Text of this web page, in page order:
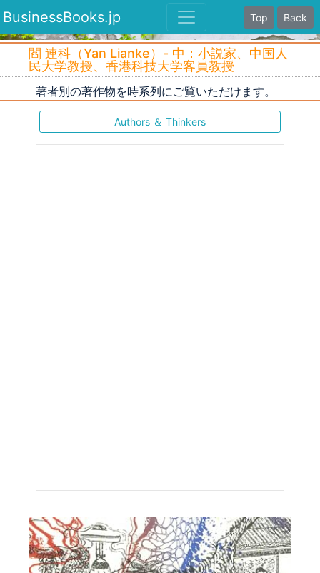
BusinessBooks.jp Top Back
閻 連科（Yan Lianke）- 中：小説家、中国人
民大学教授、香港科技大学客員教授
著者別の著作物を時系列にご覧いただけます。
Authors ＆ Thinkers